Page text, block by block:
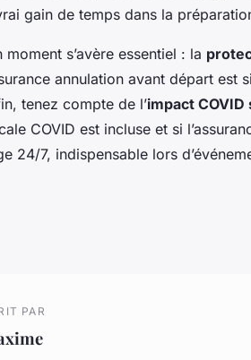
gain de temps dans la
s’avère essentiel : la
annulation avant départ est
tenez compte de l’impact
COVID est incluse et si
24/7, indispensable lors
PAR